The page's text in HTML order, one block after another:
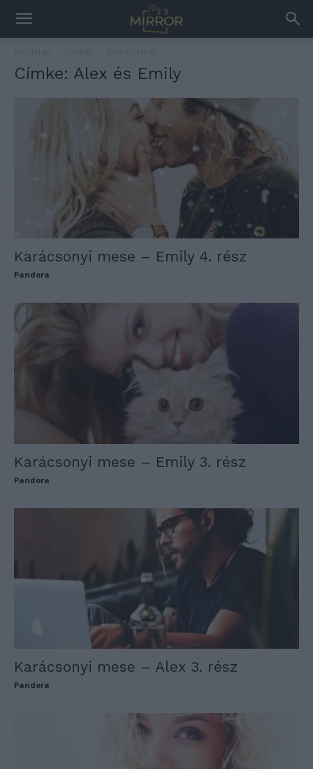
Címke: Alex és Emily
Karácsonyi mese – Emily 4. rész
Pandora
Karácsonyi mese – Emily 3. rész
Pandora
Karácsonyi mese – Alex 3. rész
Pandora